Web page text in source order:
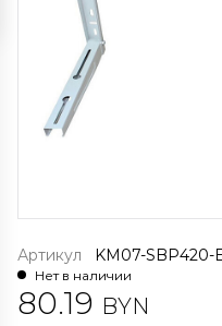
Артикул KM07-SBP420-
Нет в наличии
80.19 BYN